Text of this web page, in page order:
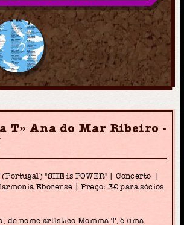
T» Ana do Mar Ribeiro -
(Portugal) "SHE is POWER" | Concerto |
Eborense | Preço: 3€ para sócios
de nome artístico Momma T, é uma